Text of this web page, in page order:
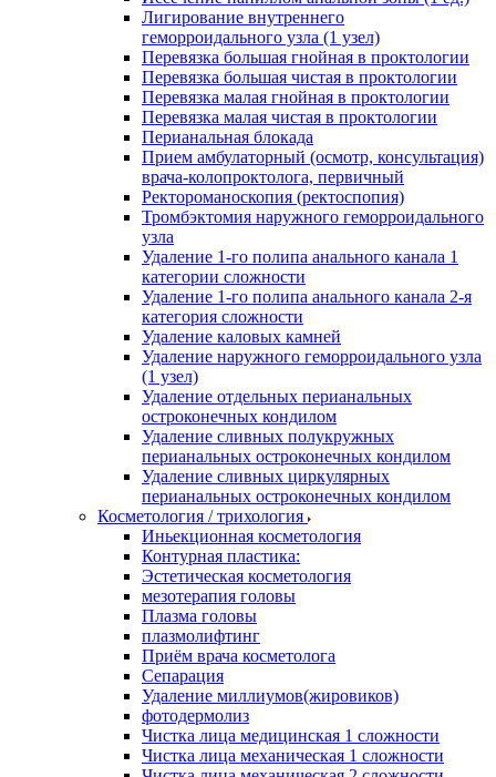
Лигирование внутреннего
геморроидального узла (1 узел)
Перевязка большая гнойная в проктологии
Перевязка большая чистая в проктологии
Перевязка малая гнойная в проктологии
Перевязка малая чистая в проктологии
Перианальная блокада
Прием амбулаторный (осмотр, консультация)
врача-колопроктолога, первичный
Ректороманоскопия (ректоспопия)
Тромбэктомия наружного геморроидального
узла
Удаление 1-го полипа анального канала 1
категории сложности
Удаление 1-го полипа анального канала 2-я
категория сложности
Удаление каловых камней
Удаление наружного геморроидального узла
(1 узел)
Удаление отдельных перианальных
остроконечных кондилом
Удаление сливных полукружных
перианальных остроконечных кондилом
Удаление сливных циркулярных
перианальных остроконечных кондилом
Косметология / трихология
Иньекционная косметология
Контурная пластика:
Эстетическая косметология
мезотерапия головы
Плазма головы
плазмолифтинг
Приём врача косметолога
Сепарация
Удаление миллиумов(жировиков)
фотодермолиз
Чистка лица медицинская 1 сложности
Чистка лица механическая 1 сложности